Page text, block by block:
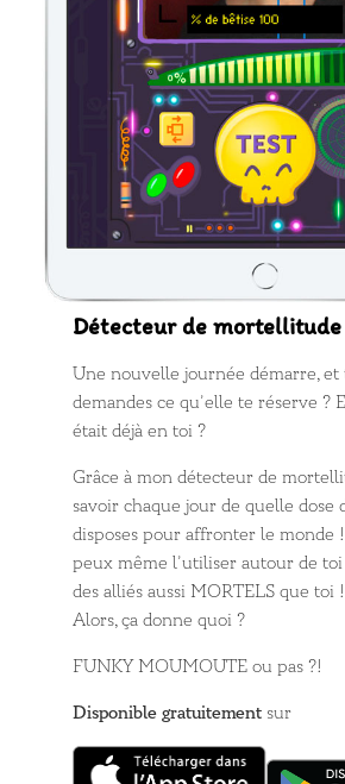
Détecteur de mortellitude
Une nouvelle journée démarre, et
demandes ce qu’elle te réserve ?
était déjà en toi ?
Grâce à mon détecteur de
savoir chaque jour de quelle dose
disposes pour affronter le monde
peux même l’utiliser autour de
des alliés aussi MORTELS que toi !
Alors, ça donne quoi ?
FUNKY MOUMOUTE ou pas ?!
Disponible gratuitement sur